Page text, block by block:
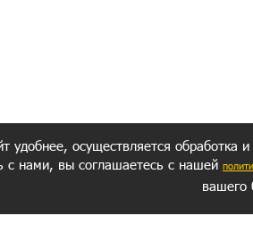
удобнее, осуществляется обработка
с нами, вы соглашаетесь с нашей
вашего